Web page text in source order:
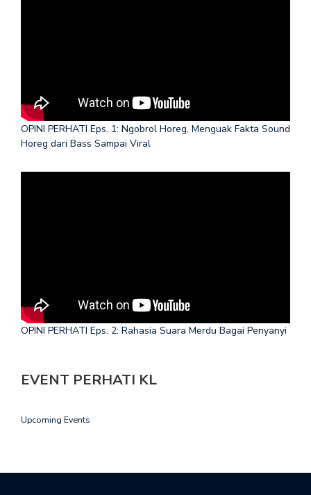
OPINI PERHATI Eps. 1: Ngobrol Horeg, Menguak Fakta Sound
Horeg dari Bass Sampai Viral
OPINI PERHATI Eps. 2: Rahasia Suara Merdu Bagai Penyanyi
EVENT PERHATI KL
Upcoming Events